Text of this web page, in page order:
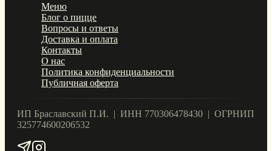
Меню
Блог о пицце
Вопросы и ответы
Доставка и оплата
Контакты
О нас
Политика конфиденциальности
Публичная оферта
ИП Браславский П.И. | ИНН 770306478430 | ОГРНИП
325774600206532